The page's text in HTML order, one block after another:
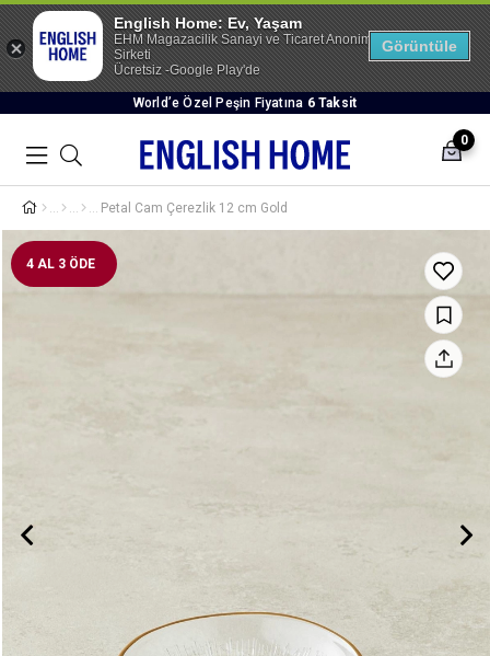
World’e Özel Peşin Fiyatına 6 Taksit
0
Petal Cam Çerezlik 12 cm Gold
4 AL 3 ÖDE
English Home: Ev, Yaşam
EHM Magazacilik Sanayi ve Ticaret Anonim
Sirketi
Ücretsiz -Google Play'de
Görüntüle